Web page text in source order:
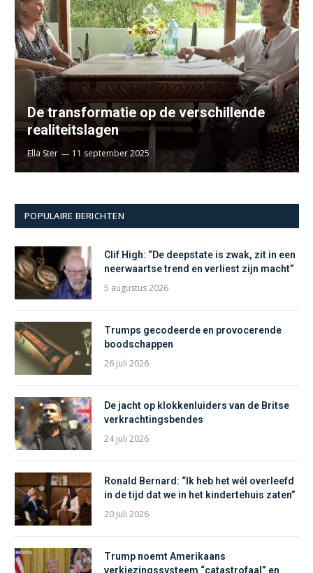
De transformatie op de verschillende
realiteitslagen
Ella Ster 11 september 2025
POPULAIRE BERICHTEN
Clif High: “De deepstate is zwak, zit in een
neerwaartse trend en verliest zijn macht”
5 augustus 2026
Trumps gecodeerde en provocerende
boodschappen
26 juli 2026
De jacht op klokkenluiders van de Britse
verkrachtingsbendes
24 juli 2026
Ronald Bernard: “Ik heb het wél overleefd
in de tijd dat we in het kindertehuis zaten”
20 juli 2026
Trump noemt Amerikaans
verkiezingssysteem “catastrofaal” en